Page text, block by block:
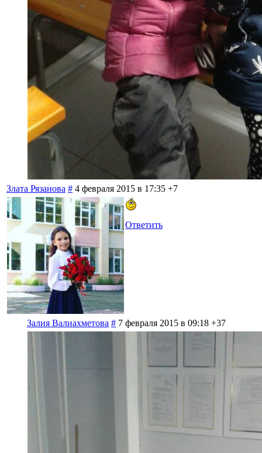
Злата Рязанова # 4 февраля 2015 в 17:35 +7
Ответить
Залия Валиахметова # 7 февраля 2015 в 09:18 +37